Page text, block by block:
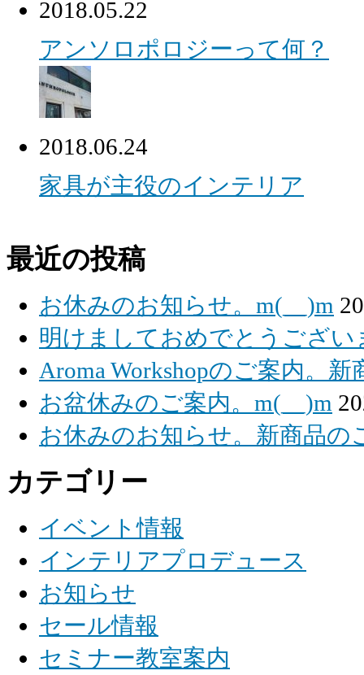
2018.05.22
アンソロポロジーって何？
2018.06.24
家具が主役のインテリア
最近の投稿
お休みのお知らせ。m(__)m
明けましておめでとうござい
Aroma Workshopのご案内。
お盆休みのご案内。m(__)m
お休みのお知らせ。新商品の
カテゴリー
イベント情報
インテリアプロデュース
お知らせ
セール情報
セミナー教室案内